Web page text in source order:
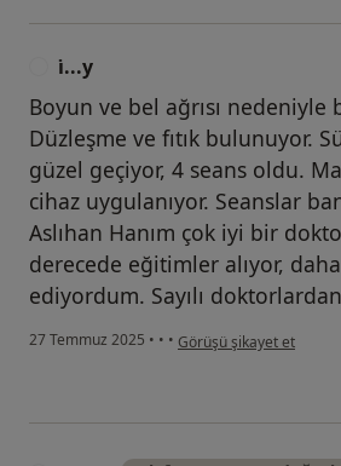
i̇...y
Boyun ve bel ağrısı nedeniyle
Düzleşme ve fıtık bulunuyor.
güzel geçiyor, 4 seans oldu.
cihaz uygulanıyor. Seanslar
Aslıhan Hanım çok iyi bir
derecede eğitimler alıyor,
ediyordum. Sayılı
27 Temmuz 2025 • • • kullanıcının görüşüne
Görüşü şikayet et